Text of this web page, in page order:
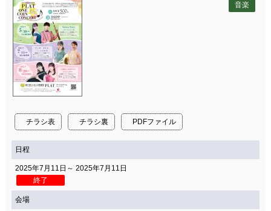
チラシ表 チラシ裏 PDFファイル
音楽
日程
2025年7月11日～ 2025年7月11日
終了
会場